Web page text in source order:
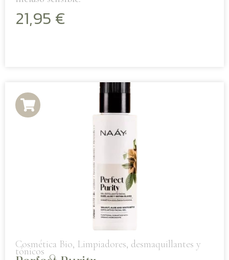
21,95 €
Cosmética Bio, Limpiadores, desmaquillantes y
tónicos